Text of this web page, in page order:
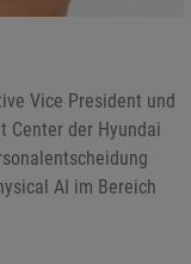
Vice President und
Center der Hyundai
AI im Bereich